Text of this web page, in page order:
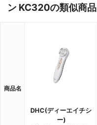
ン KC320の類似商
商品名
DHC(ディーエイチシ
ー)